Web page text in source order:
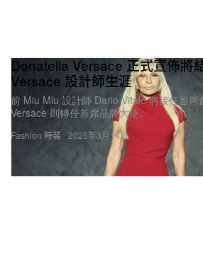
Fashion 時裝
Donatella Versace 正式宣佈將
Versace 設計師生涯
前 Miu Miu 設計師 Dario Vitale 將接任首
Versace 則轉任首席品牌大使。
2025年3月14日